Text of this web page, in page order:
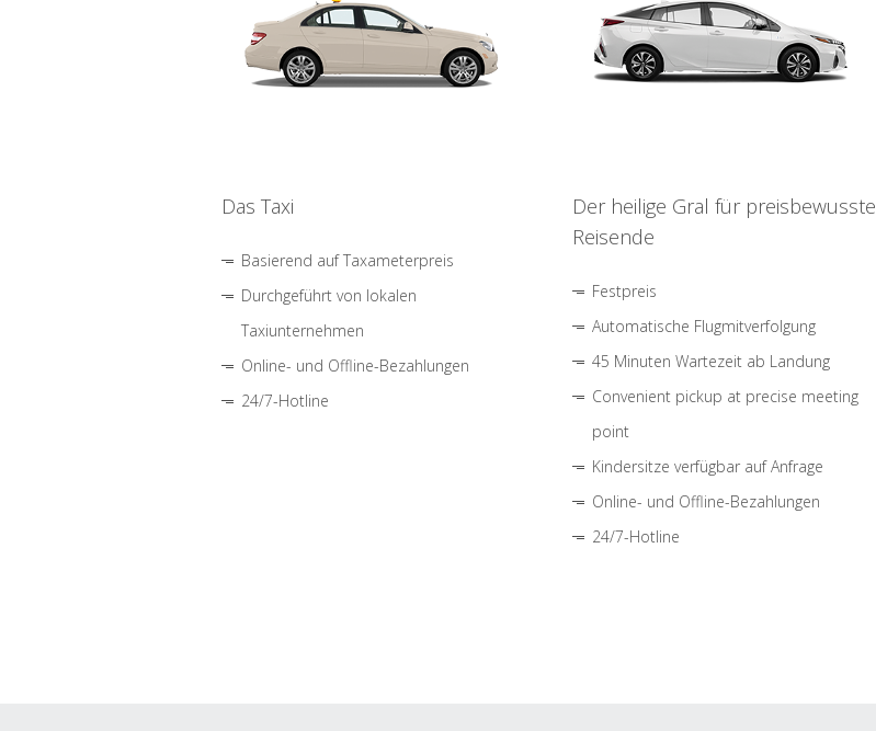
Das Taxi
Basierend auf Taxameterpreis
Durchgeführt von lokalen
Taxiunternehmen
Online- und Offline-Bezahlungen
24/7-Hotline
Der heilige Gral für preisbewusste
Reisende
Festpreis
Automatische Flugmitverfolgung
45 Minuten Wartezeit ab Landung
Convenient pickup at precise meeting
point
Kindersitze verfügbar auf Anfrage
Online- und Offline-Bezahlungen
24/7-Hotline